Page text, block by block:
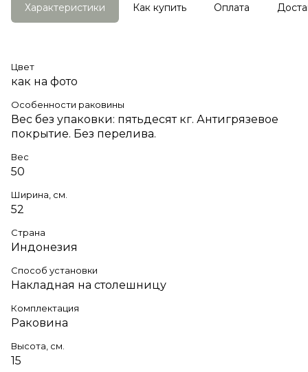
Характеристики Как купить Оплата
Цвет
как на фото
Особенности раковины
Вес без упаковки: пятьдесят кг. Антигрязевое
покрытие. Без перелива.
Вес
50
Ширина, см.
52
Страна
Индонезия
Способ установки
Накладная на столешницу
Комплектация
Раковина
Высота, см.
15